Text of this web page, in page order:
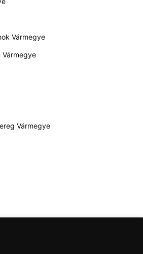
Vármegye
Vármegye
Vármegye